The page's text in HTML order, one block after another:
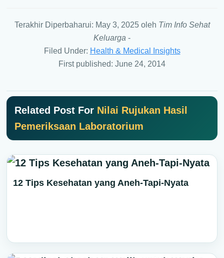
Terakhir Diperbaharui: May 3, 2025oleh Tim Info Sehat
Keluarga -
Filed Under: Health & Medical Insights
First published: June 24, 2014
Related Post For Nilai Rujukan Hasil
Pemeriksaan Laboratorium
12 Tips Kesehatan yang Aneh-Tapi-Nyata